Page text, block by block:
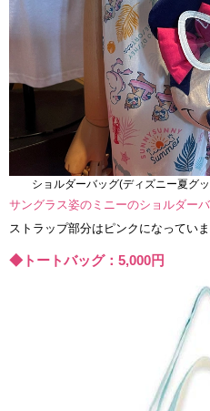
ショルダーバッグ(ディズニー夏グ
サングラス姿のミニーのショルダーバ
ストラップ部分はピンクになっていま
◆トートバッグ：5,000円